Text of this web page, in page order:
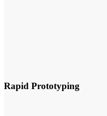
Rapid Prototyping